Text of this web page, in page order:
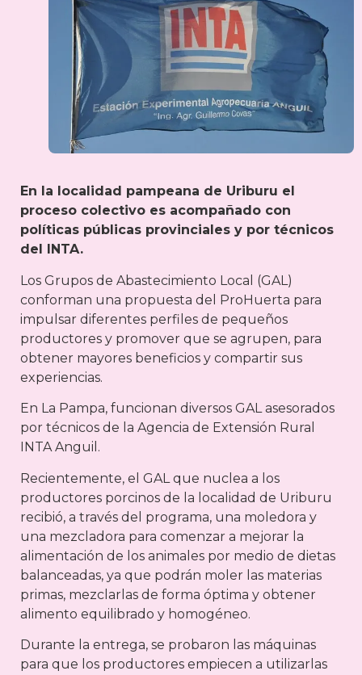
En la localidad pampeana de Uriburu el
proceso colectivo es acompañado con
políticas públicas provinciales y por técnicos
del INTA.
Los Grupos de Abastecimiento Local (GAL)
conforman una propuesta del ProHuerta para
impulsar diferentes perfiles de pequeños
productores y promover que se agrupen, para
obtener mayores beneficios y compartir sus
experiencias.
En La Pampa, funcionan diversos GAL asesorados
por técnicos de la Agencia de Extensión Rural
INTA Anguil.
Recientemente, el GAL que nuclea a los
productores porcinos de la localidad de Uriburu
recibió, a través del programa, una moledora y
una mezcladora para comenzar a mejorar la
alimentación de los animales por medio de dietas
balanceadas, ya que podrán moler las materias
primas, mezclarlas de forma óptima y obtener
alimento equilibrado y homogéneo.
Durante la entrega, se probaron las máquinas
para que los productores empiecen a utilizarlas